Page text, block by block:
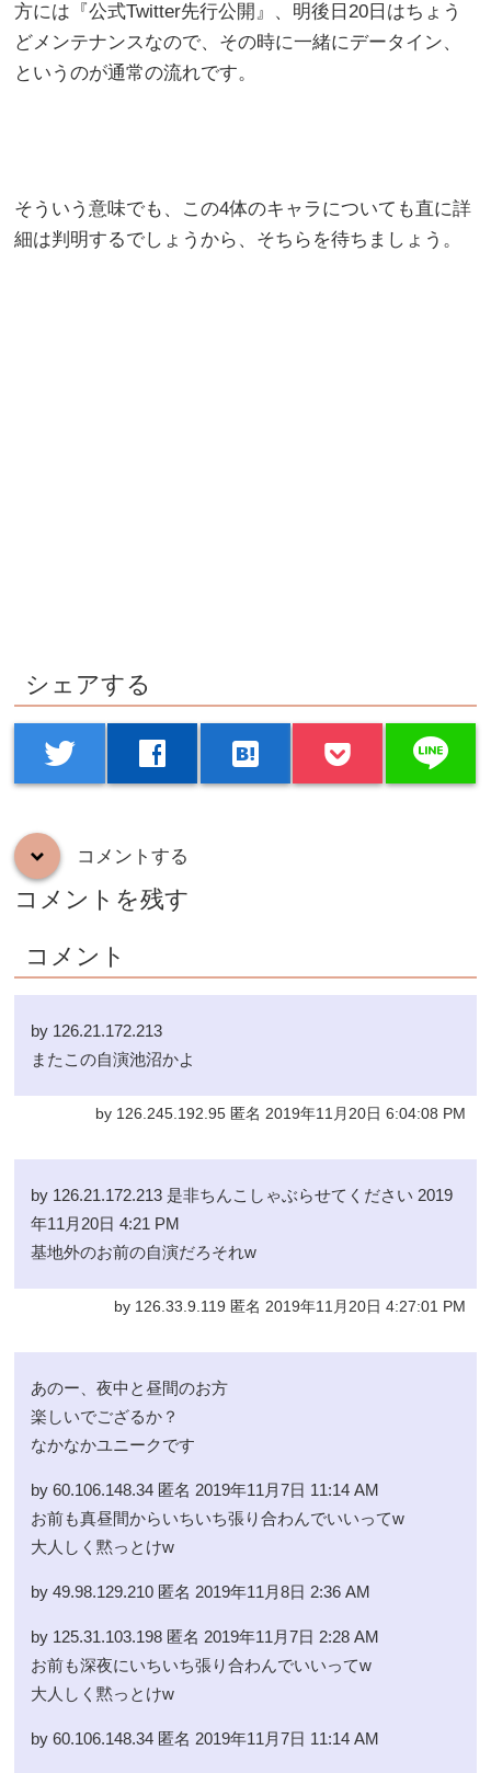
方には『公式Twitter先行公開』、明後日20日はちょう
どメンテナンスなので、その時に一緒にデータイン、
というのが通常の流れです。
そういう意味でも、この4体のキャラについても直に詳
細は判明するでしょうから、そちらを待ちましょう。
シェアする
twitter facebook hatenabookmark line
down コメントする
コメントを残す
コメント
by 126.21.172.213
またこの自演池沼かよ
by 126.245.192.95 匿名 2019年11月20日 6:04:08 PM
by 126.21.172.213 是非ちんこしゃぶらせてください 2019
年11月20日 4:21 PM
基地外のお前の自演だろそれw
by 126.33.9.119 匿名 2019年11月20日 4:27:01 PM
あのー、夜中と昼間のお方
楽しいでござるか？
なかなかユニークです
by 60.106.148.34 匿名 2019年11月7日 11:14 AM
お前も真昼間からいちいち張り合わんでいいってw
大人しく黙っとけw
by 49.98.129.210 匿名 2019年11月8日 2:36 AM
by 125.31.103.198 匿名 2019年11月7日 2:28 AM
お前も深夜にいちいち張り合わんでいいってw
大人しく黙っとけw
by 60.106.148.34 匿名 2019年11月7日 11:14 AM